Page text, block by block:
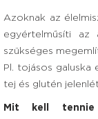
Azoknak az
egyértelműsíti
szükséges
Pl. tojásos
tej és glutén
Mit kell